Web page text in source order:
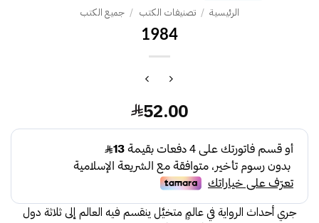
الرئيسية / تصنيفات الكتب / جميع الكتب
1984‎
52.00
جري أحداث الرواية في عالمٍ متخيَّل ينقسم فيه العالم إلى ثلاثة دول